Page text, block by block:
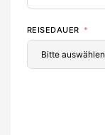
REISEDAUER